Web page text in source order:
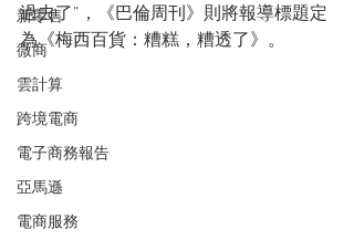
新零售
微商
雲計算
跨境電商
電子商務報告
亞馬遜
電商服務
過去了”，《巴倫周刊》則將報導標題定
為《梅西百貨：糟糕，糟透了》。